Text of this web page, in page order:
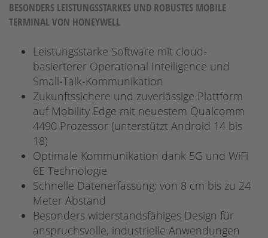
BESONDERS LEISTUNGSSTARKES UND ROBUSTES MOBILE
TERMINAL VON HONEYWELL
Leistungsstarke Software mit cloud-
basierterer Operational Intelligence und
Small-Talk-Kommunikation
Zukunftssichere und zuverlässige Plattform
auf Mobility Edge mit neuestem Qualcomm
4490 Prozessor (unterstützt Android 14 bis
18)
Optimale Kommunikation dank 5G und WiFi
6E Technologie
Schnelle Datenerfassung: von 8 cm bis zu 24
Meter Abstand
Besonders widerstandsfähiges Design für
anspruchsvolle, industrielle Anwendungen